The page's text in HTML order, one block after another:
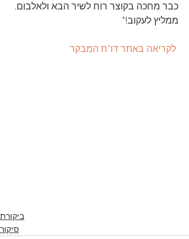
כבר מחכה בקוצר רוח לשיר הבא ולאלבום.
ממליץ לעקוב!"
לקריאה באתר דו"ח המבקר
ביקורת
סיקור